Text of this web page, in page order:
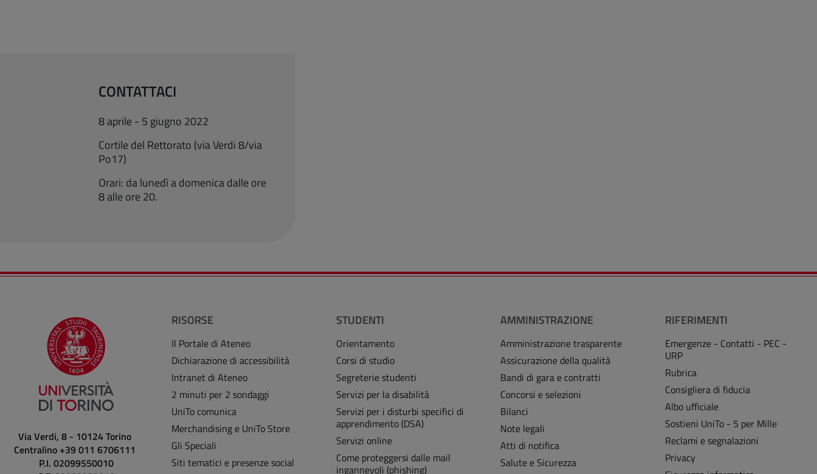
CONTATTACI
8 aprile - 5 giugno 2022
Cortile del Rettorato (via Verdi 8/via
Po17)
Orari: da lunedì a domenica dalle ore
8 alle ore 20.
Via Verdi, 8 - 10124 Torino
Centralino +39 011 6706111
P.I. 02099550010
RISORSE
Il Portale di Ateneo
Dichiarazione di accessibilità
Intranet di Ateneo
2 minuti per 2 sondaggi
UniTo comunica
Merchandising e UniTo Store
Gli Speciali
Siti tematici e presenze social
STUDENTI
Orientamento
Corsi di studio
Segreterie studenti
Servizi per la disabilità
Servizi per i disturbi specifici di
apprendimento (DSA)
Servizi online
Come proteggersi dalle mail
ingannevoli (phishing)
AMMINISTRAZIONE
Amministrazione trasparente
Assicurazione della qualità
Bandi di gara e contratti
Concorsi e selezioni
Bilanci
Note legali
Atti di notifica
Salute e Sicurezza
RIFERIMENTI
Emergenze - Contatti - PEC -
URP
Rubrica
Consigliera di fiducia
Albo ufficiale
Sostieni UniTo - 5 per Mille
Reclami e segnalazioni
Privacy